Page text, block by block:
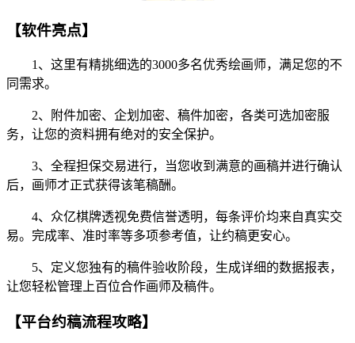
【软件亮点】
1、这里有精挑细选的3000多名优秀绘画师，满足您的不
同需求。
2、附件加密、企划加密、稿件加密，各类可选加密服
务，让您的资料拥有绝对的安全保护。
3、全程担保交易进行，当您收到满意的画稿并进行确认
后，画师才正式获得该笔稿酬。
4、众亿棋牌透视免费信誉透明，每条评价均来自真实交
易。完成率、准时率等多项参考值，让约稿更安心。
5、定义您独有的稿件验收阶段，生成详细的数据报表，
让您轻松管理上百位合作画师及稿件。
【平台约稿流程攻略】